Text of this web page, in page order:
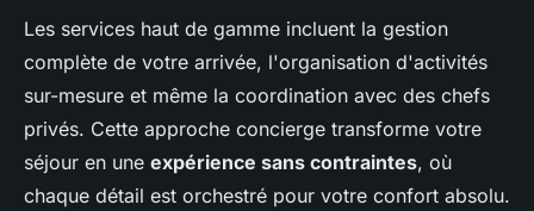
Les services haut de gamme incluent la gestion
complète de votre arrivée, l'organisation d'activités
sur-mesure et même la coordination avec des chefs
privés. Cette approche concierge transforme votre
séjour en une expérience sans contraintes, où
chaque détail est orchestré pour votre confort absolu.